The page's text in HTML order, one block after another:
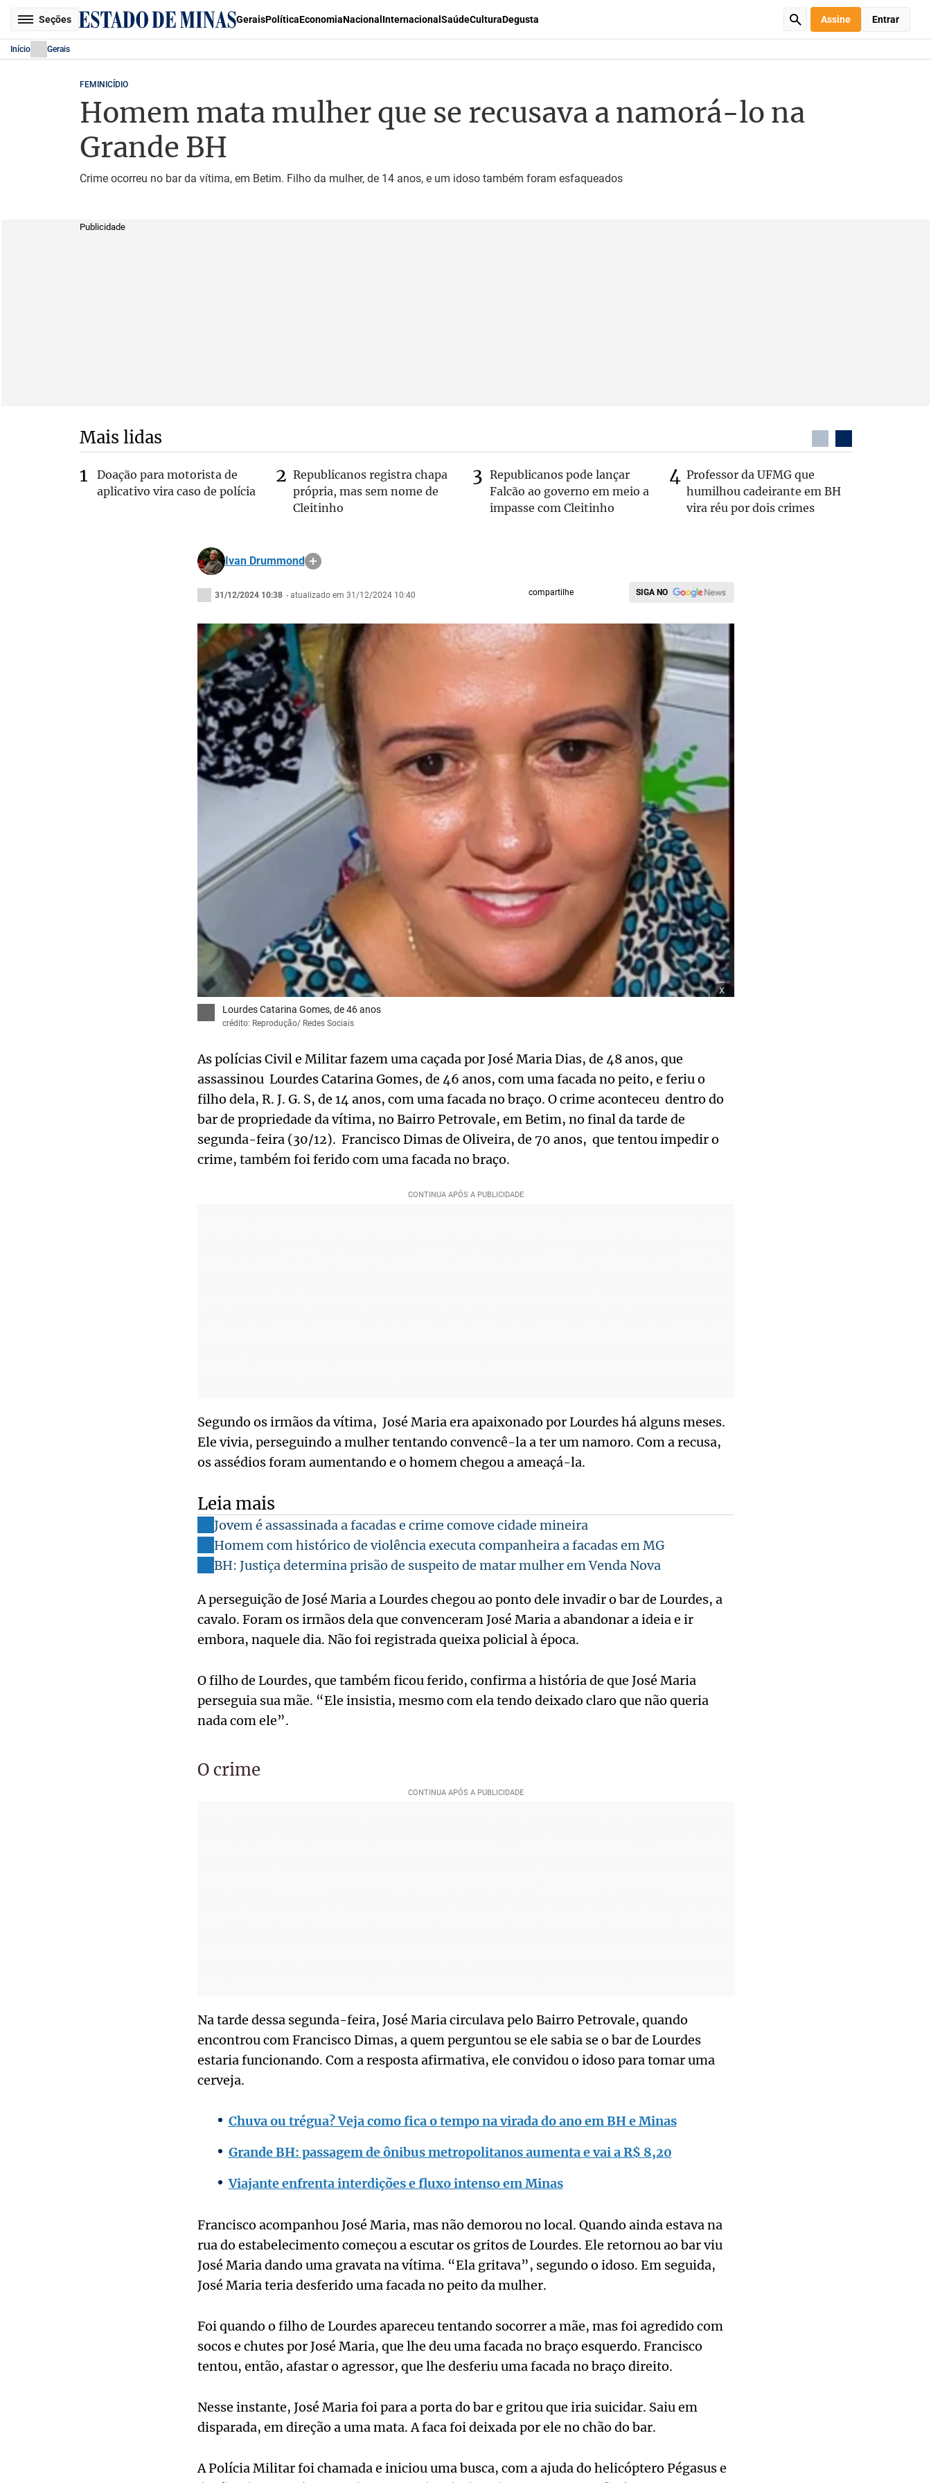
Seções GeraisPolíticaEconomiaNacional Internacional SaúdeCulturaDegusta Assine Entrar
Início Gerais
FEMINICÍDIO
Homem mata mulher que se recusava a namorá-lo na
Grande BH
Crime ocorreu no bar da vítima, em Betim. Filho da mulher, de 14 anos, e um idoso também foram esfaqueados
Publicidade
Mais lidas
Doação para motorista de
aplicativo vira caso de polícia
Republicanos registra chapa
própria, mas sem nome de
Cleitinho
Republicanos pode lançar
Falcão ao governo em meio a
impasse com Cleitinho
Professor da UFMG que
humilhou cadeirante em BH
vira réu por dois crimes
Ivan Drummond
31/12/2024 10:38 - atualizado em 31/12/2024 10:40 compartilhe SIGA NO
x
Lourdes Catarina Gomes, de 46 anos
crédito: Reprodução/ Redes Sociais
As polícias Civil e Militar fazem uma caçada por José Maria Dias, de 48 anos, que
assassinou Lourdes Catarina Gomes, de 46 anos, com uma facada no peito, e feriu o
filho dela, R. J. G. S, de 14 anos, com uma facada no braço. O crime aconteceu dentro do
bar de propriedade da vítima, no Bairro Petrovale, em Betim, no final da tarde de
segunda-feira (30/12). Francisco Dimas de Oliveira, de 70 anos, que tentou impedir o
crime, também foi ferido com uma facada no braço.
Segundo os irmãos da vítima, José Maria era apaixonado por Lourdes há alguns meses.
Ele vivia, perseguindo a mulher tentando convencê-la a ter um namoro. Com a recusa,
os assédios foram aumentando e o homem chegou a ameaçá-la.
Leia mais
Jovem é assassinada a facadas e crime comove cidade mineira
Homem com histórico de violência executa companheira a facadas em MG
BH: Justiça determina prisão de suspeito de matar mulher em Venda Nova
A perseguição de José Maria a Lourdes chegou ao ponto dele invadir o bar de Lourdes, a
cavalo. Foram os irmãos dela que convenceram José Maria a abandonar a ideia e ir
embora, naquele dia. Não foi registrada queixa policial à época.
O filho de Lourdes, que também ficou ferido, confirma a história de que José Maria
perseguia sua mãe. “Ele insistia, mesmo com ela tendo deixado claro que não queria
nada com ele”.
O crime
Na tarde dessa segunda-feira, José Maria circulava pelo Bairro Petrovale, quando
encontrou com Francisco Dimas, a quem perguntou se ele sabia se o bar de Lourdes
estaria funcionando. Com a resposta afirmativa, ele convidou o idoso para tomar uma
cerveja.
Chuva ou trégua? Veja como fica o tempo na virada do ano em BH e Minas
Grande BH: passagem de ônibus metropolitanos aumenta e vai a R$ 8,20
Viajante enfrenta interdições e fluxo intenso em Minas
Francisco acompanhou José Maria, mas não demorou no local. Quando ainda estava na
rua do estabelecimento começou a escutar os gritos de Lourdes. Ele retornou ao bar viu
José Maria dando uma gravata na vítima. “Ela gritava”, segundo o idoso. Em seguida,
José Maria teria desferido uma facada no peito da mulher.
Foi quando o filho de Lourdes apareceu tentando socorrer a mãe, mas foi agredido com
socos e chutes por José Maria, que lhe deu uma facada no braço esquerdo. Francisco
tentou, então, afastar o agressor, que lhe desferiu uma facada no braço direito.
Nesse instante, José Maria foi para a porta do bar e gritou que iria suicidar. Saiu em
disparada, em direção a uma mata. A faca foi deixada por ele no chão do bar.
A Polícia Militar foi chamada e iniciou uma busca, com a ajuda do helicóptero Pégasus e